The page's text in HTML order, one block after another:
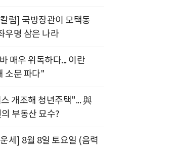
럼] 국방장관이 모택동
우명 삼은 나라
매우 위독하다... 이란
소문 파다"
개조해 청년주택"... 與
부동산 묘수?
세] 8월 8일 토요일 (음력